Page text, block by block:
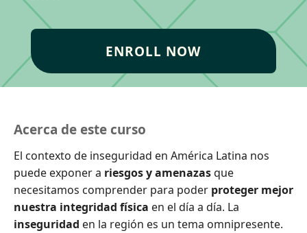
ENROLL NOW
Acerca de este curso
El contexto de inseguridad en América Latina nos
puede exponer a riesgos y amenazasque
necesitamos comprender para poder proteger mejor
nuestra integridad física en el día a día. La
inseguridad en la región es un tema omnipresente.